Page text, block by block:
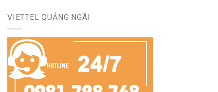
VIETTEL QUẢNG NGÃI